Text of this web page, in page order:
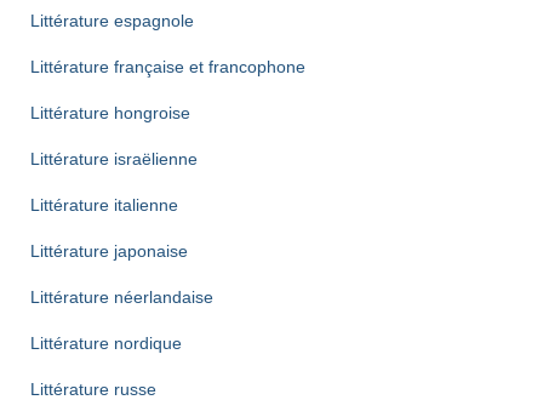
Littérature espagnole
Littérature française et francophone
Littérature hongroise
Littérature israëlienne
Littérature italienne
Littérature japonaise
Littérature néerlandaise
Littérature nordique
Littérature russe